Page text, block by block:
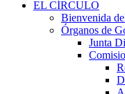
EL CÍRCULO
Bienvenida
Órganos de
Junta